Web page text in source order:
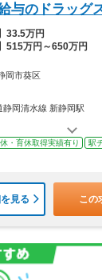
与のドラッグ
33.5万円
515万円～650万円
岡市葵区
静岡清水線 新静岡駅
・育休取得実績有り 駅
見る この